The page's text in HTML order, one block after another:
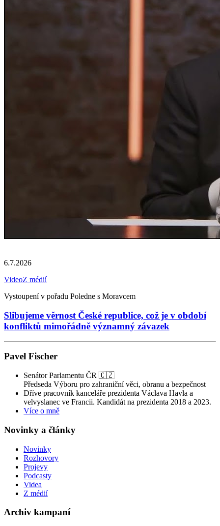
6.7.2026
VideoZ médií
Vystoupení v pořadu Poledne s Moravcem
Slibujeme věrnost České republice, což je v období
konfliktů mimořádně významný závazek
Pavel Fischer
Senátor Parlamentu ČR 🇨🇿
Předseda Výboru pro zahraniční věci, obranu a bezpečnost
Dříve pracovník kanceláře prezidenta Václava Havla a
velvyslanec ve Francii. Kandidát na prezidenta 2018 a 2023.
Více o mně
Novinky a články
Novinky
Rozhovory
Projevy
Podcasty
Videa
Z médií
Archiv kampaní